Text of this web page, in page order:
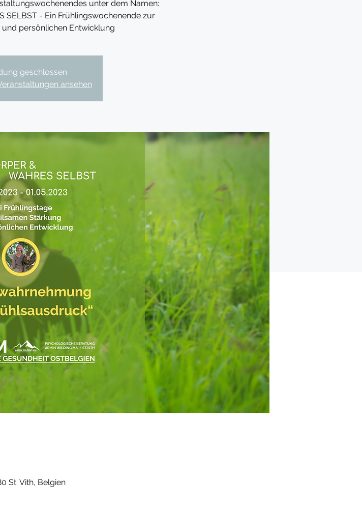
unter dem Namen:
SELBST - Ein Frühlingswochenende zur
persönlichen Entwicklung
geschlossen
ansehen
St. Vith, Belgien